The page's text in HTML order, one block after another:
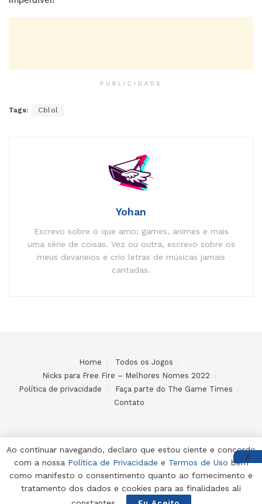
PUBLICIDADE
Tags: Cblol
Yohan
Escrevo sobre o que amo: games, animes e mais
uma série de coisas. Vez ou outra, escrevo sobre os
meus devaneios e crio letras de músicas jamais
cantadas.
Home
Todos os Jogos
Nicks para Free Fire – Melhores Nomes 2022
Política de privacidade
Faça parte do The Game Times
Contato
© 2024 Desenvolvido e mantido por Code Soluções
Ao continuar navegando, declaro que estou ciente e concordo
com a nossa Política de Privacidade e Termos de Uso bem
como manifesto o consentimento quanto ao fornecimento e
tratamento dos dados e cookies para as finalidades ali
X